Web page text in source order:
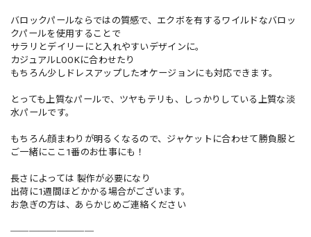
バロックパールならではの質感で、エクボを有するワイルドなバロッ
クパールを使用することで
サラリとデイリーにと入れやすいデザインに。
カジュアルLOOKに合わせたり
もちろん少しドレスアップしたオケージョンにも対応できます。
とっても上質なパールで、ツヤもテリも、しっかりしている上質な淡
水パールです。
もちろん顔まわりが明るくなるので、ジャケットに合わせて勝負服と
ご一緒にここ1番のお仕事にも！
長さによっては 製作が必要になり
出荷に1週間ほどかかる場合がございます。
お急ぎの方は、あらかじめご連絡ください
─────────